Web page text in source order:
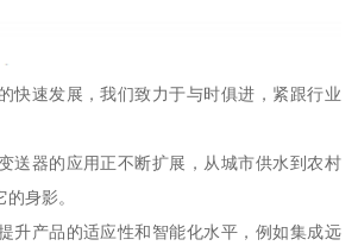
快速发展，我们致力于与时俱进，紧跟行业
送器的应用正不断扩展，从城市供水到农村
身影。
升产品的适应性和智能化水平，例如集成远